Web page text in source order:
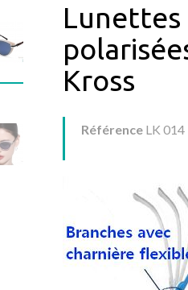
Lunettes
Kross
Référence LK 014